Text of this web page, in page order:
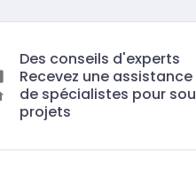
Des conseils d'experts
Recevez une
de spécialistes pour
projets